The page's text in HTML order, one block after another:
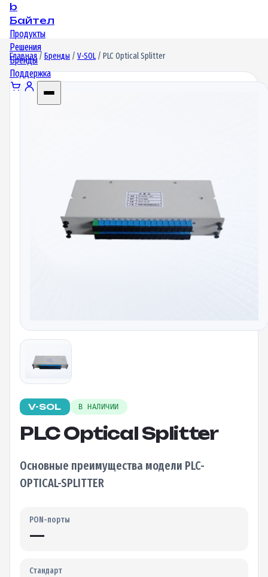
b
Байтел
Продукты
Решения
Бренды
Поддержка
Главная/ Бренды / V-SOL/ PLC Optical Splitter
V-SOL В НАЛИЧИИ
PLC Optical Splitter
Основные преимущества модели PLC-
OPTICAL-SPLITTER
PON-порты
—
Стандарт